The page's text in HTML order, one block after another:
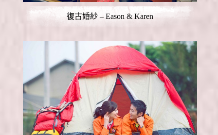
復古婚紗 – Eason & Karen